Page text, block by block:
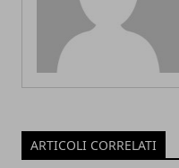
ARTICOLI CORRELATI